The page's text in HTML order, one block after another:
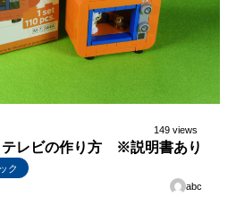
149 views
レビの作り方 ※説明書あり
ク
abc